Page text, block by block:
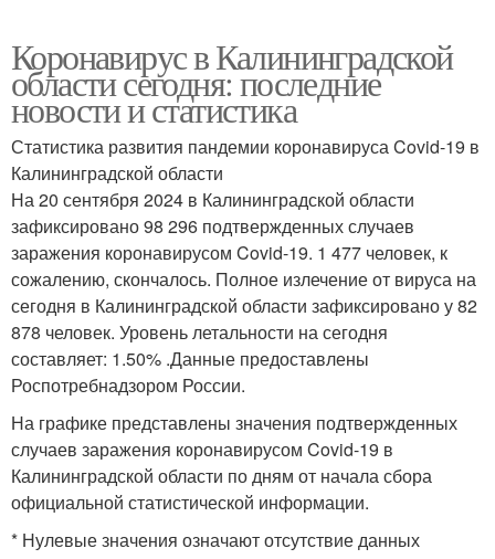
Коронавирус в Калининградской
области сегодня: последние
новости и статистика
Статистика развития пандемии коронавируса Covid-19 в
Калининградской области
На 20 сентября 2024 в Калининградской области
зафиксировано 98 296 подтвержденных случаев
заражения коронавирусом Covid-19. 1 477 человек, к
сожалению, скончалось. Полное излечение от вируса на
сегодня в Калининградской области зафиксировано у 82
878 человек. Уровень летальности на сегодня
составляет: 1.50% .Данные предоставлены
Роспотребнадзором России.
На графике представлены значения подтвержденных
случаев заражения коронавирусом Covid-19 в
Калининградской области по дням от начала сбора
официальной статистической информации.
* Нулевые значения означают отсутствие данных